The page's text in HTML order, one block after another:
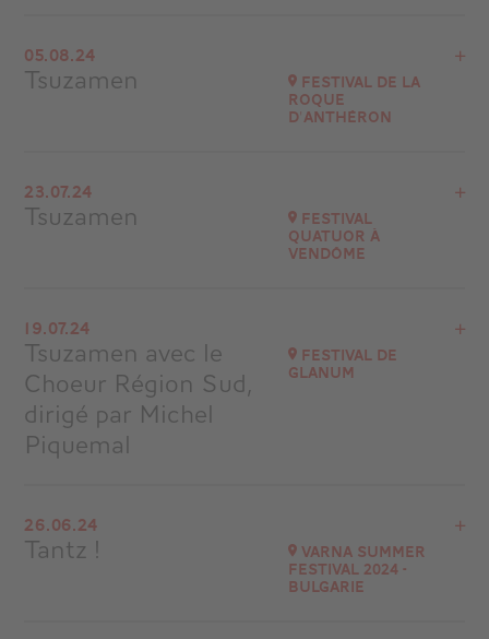
Les Deux Alpes
05.08.24
Tsuzamen Festival de la
Roque
d'Anthéron
Château Bas de Mimet (13)
à 21H00
23.07.24
Tsuzamen Festival
Quatuor à
Vendôme
Festival Quatuor à Vendôme
à 20H30
Acheter vos billets
19.07.24
Tsuzamen avec le
Choeur Région Sud,
dirigé par Michel
Piquemal
FESTIVAL DE
GLANUM
Saint-Rémy de Provence
à 21H30
26.06.24
Tantz ! Varna Summer
Festival 2024 -
Bulgarie